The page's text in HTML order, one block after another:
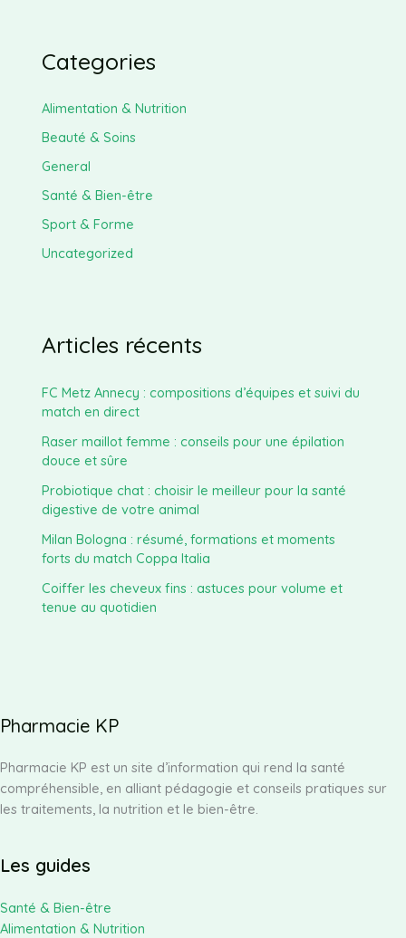
Categories
Alimentation & Nutrition
Beauté & Soins
General
Santé & Bien-être
Sport & Forme
Uncategorized
Articles récents
FC Metz Annecy : compositions d’équipes et suivi du
match en direct
Raser maillot femme : conseils pour une épilation
douce et sûre
Probiotique chat : choisir le meilleur pour la santé
digestive de votre animal
Milan Bologna : résumé, formations et moments
forts du match Coppa Italia
Coiffer les cheveux fins : astuces pour volume et
tenue au quotidien
Pharmacie KP
Pharmacie KP est un site d’information qui rend la santé
compréhensible, en alliant pédagogie et conseils pratiques sur
les traitements, la nutrition et le bien-être.
Les guides
Santé & Bien-être
Alimentation & Nutrition